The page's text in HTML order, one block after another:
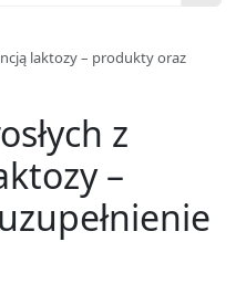
laktozy – produkty oraz
z
–